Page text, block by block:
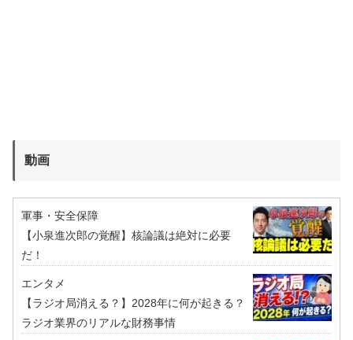
動画
軍事・安全保障
【小泉進次郎の覚醒】核論議は絶対に必要
だ！
エンタメ
【ラジオ局消える？】2028年に何が起きる？
ラジオ業界のリアルな財務事情